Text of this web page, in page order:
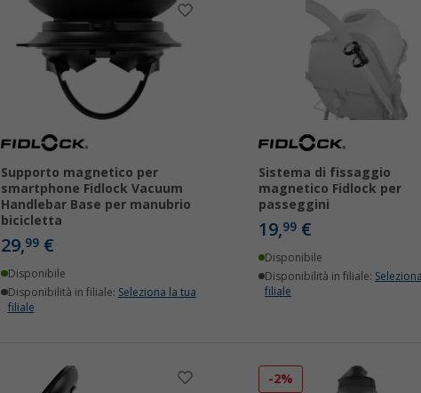
Supporto magnetico per
smartphone Fidlock Vacuum
Handlebar Base per manubrio
bicicletta
29,99 €
Disponibile
Disponibilità in filiale: Seleziona la tua
filiale
Sistema di fissaggio
magnetico Fidlock per
passeggini
19,99€
Disponibile
Disponibilità in filiale:
filiale
-2%